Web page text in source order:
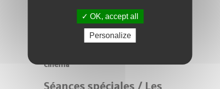
des situations dans lesquelles elle
propose de nouveaux rituels...
Frac Franche-Comté
cinéma
Séances spéciales / Les
OK, accept all
Personalize